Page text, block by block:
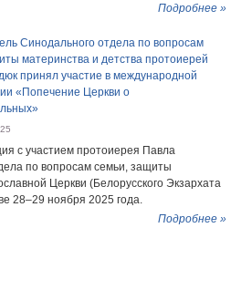
Подробнее »
Синодального отдела по вопросам
материнства и детства протоиерей
принял участие в международной
«Попечение Церкви о
с участием протоиерея Павла
по вопросам семьи, защиты
Церкви (Белорусского Экзархата
28–29 ноября 2025 года.
Подробнее »